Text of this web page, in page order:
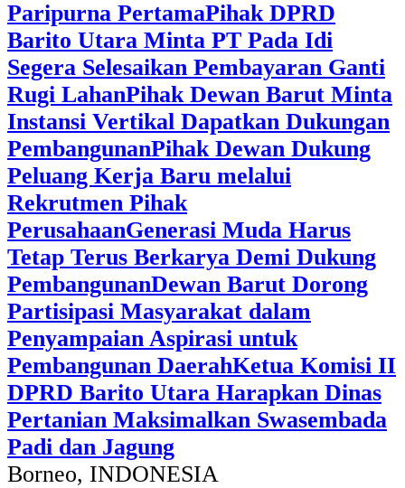
Paripurna PertamaPihak DPRD
Barito Utara Minta PT Pada Idi
Segera Selesaikan Pembayaran Ganti
Rugi LahanPihak Dewan Barut Minta
Instansi Vertikal Dapatkan Dukungan
PembangunanPihak Dewan Dukung
Peluang Kerja Baru melalui
Rekrutmen Pihak
PerusahaanGenerasi Muda Harus
Tetap Terus Berkarya Demi Dukung
PembangunanDewan Barut Dorong
Partisipasi Masyarakat dalam
Penyampaian Aspirasi untuk
Pembangunan DaerahKetua Komisi II
DPRD Barito Utara Harapkan Dinas
Pertanian Maksimalkan Swasembada
Padi dan Jagung
Borneo, INDONESIA